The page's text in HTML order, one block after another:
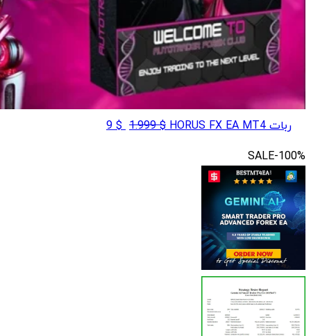
ربات HORUS FX EA MT4 $
1.999
قیمت
$
9 قیمت
SALE-100%